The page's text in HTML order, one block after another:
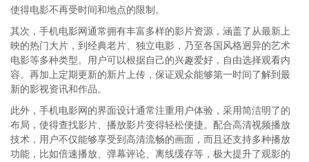
使得电影不再受时间和地点的限制。
其次，手机电影网通常拥有丰富多样的影片资源，涵盖了从最新上
映的热门大片，到经典老片、独立电影，乃至各国风格迥异的艺术
电影等多种类型。用户可以根据自己的兴趣爱好，自由选择观看内
容。再加上定期更新的新片上传，保证观众能够第一时间了解到最
新的影视资讯和作品。
此外，手机电影网的界面设计通常注重用户体验，采用简洁明了的
布局，使得查找影片、播放影片变得轻松便捷。配合高清视频播放
技术，用户不仅能够享受到高清流畅的画面，而且还支持多种播放
功能，比如倍速播放、弹幕评论、离线缓存等，极大提升了观影的